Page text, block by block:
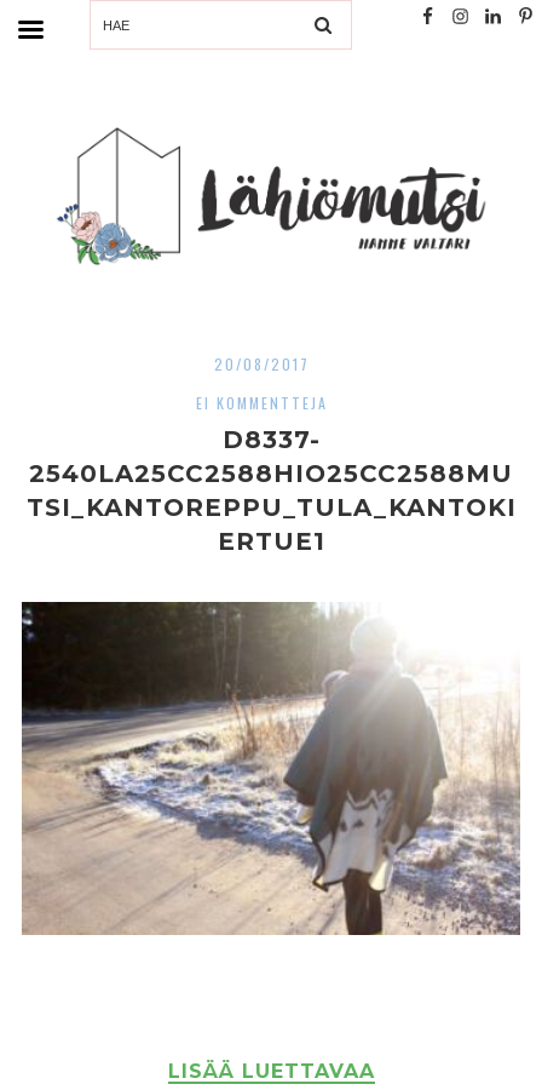
SEARCH
20/08/2017
EI KOMMENTTEJA
D8337-
2540LA25CC2588HIO25CC2588MU
TSI_KANTOREPPU_TULA_KANTOKI
ERTUE1
LISÄÄ LUETTAVAA